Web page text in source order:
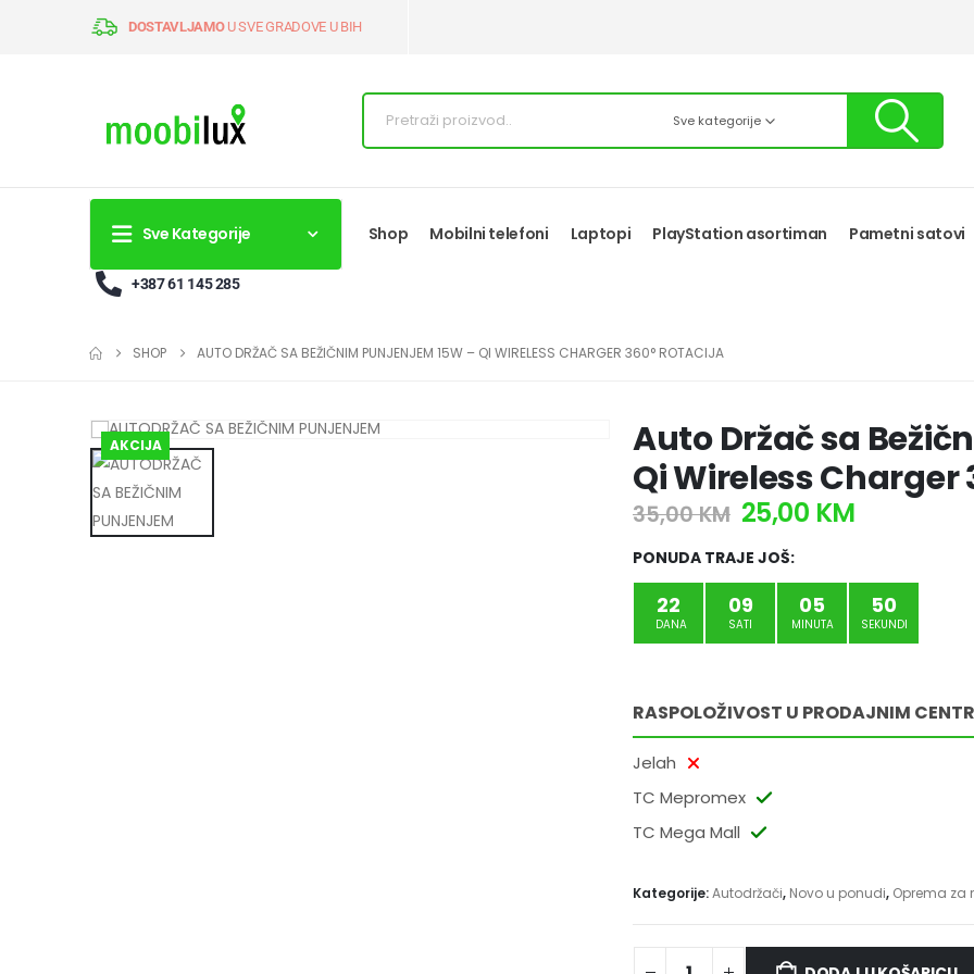
DOSTAVLJAMOU SVE GRADOVE U BIH
Sve kategorije
Sve Kategorije Shop Mobilni telefoni Laptopi PlayStation asortiman Pametni satovi
+387 61 145 285
SHOP AUTO DRŽAČ SA BEŽIČNIM PUNJENJEM 15W – QI WIRELESS CHARGER 360° ROTACIJA
AKCIJA
Auto Držač sa
Qi Wireless Charger
35,00KM 25,00 KM
PONUDA TRAJE JOŠ:
22
DANA
09
SATI
05
MINUTA
49
SEKUNDI
RASPOLOŽIVOST U PRODAJNIM
Jelah
TC Mepromex
TC Mega Mall
Kategorije:Autodržači, Novo u ponudi, Oprema za